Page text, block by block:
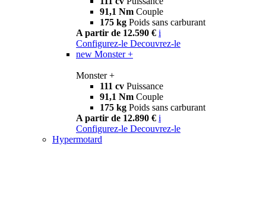
91,1 Nm Couple
175 kg Poids sans carburant
A partir de 12.590 € i
Configurez-le Decouvrez-le
new Monster +
Monster +
111 cv Puissance
91,1 Nm Couple
175 kg Poids sans carburant
A partir de 12.890 € i
Configurez-le Decouvrez-le
Hypermotard